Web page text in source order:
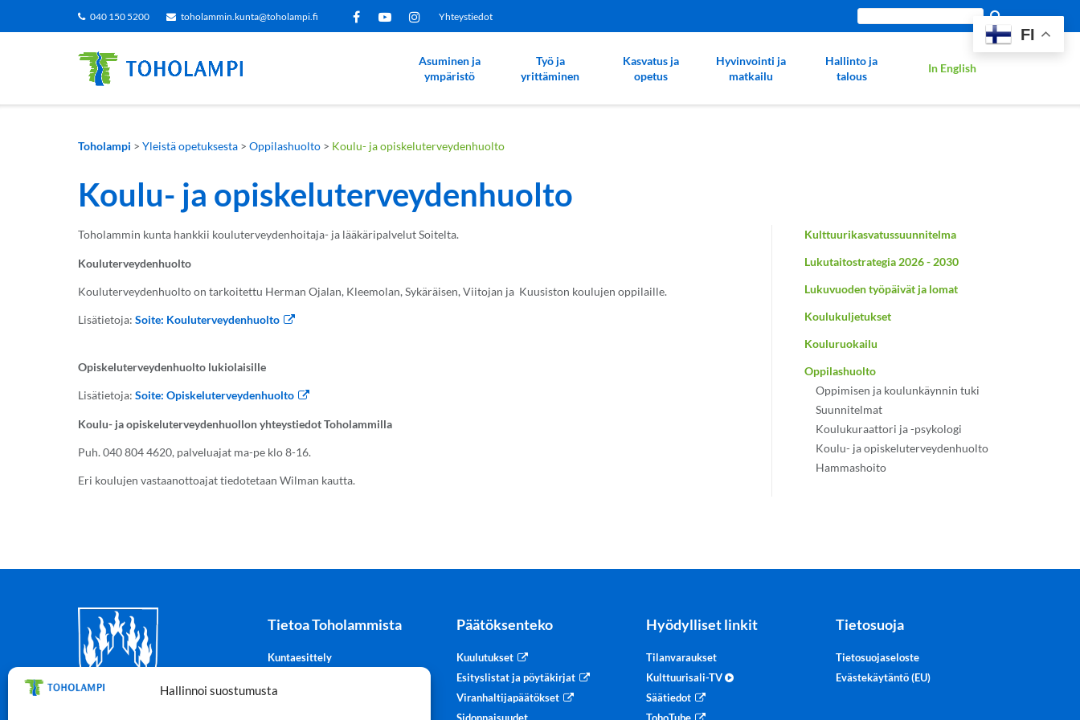
Hallinnoi suostumusta
040 150 5200 toholammin.kunta@toholampi.fi Yhteystiedot
sivustolta:
Asuminen ja
ympäristö
Työ ja
yrittäminen
Kasvatus ja
opetus
Hyvinvointi ja
matkailu
Hallinto ja
talous
In English
Toholampi > Yleistä opetuksesta> Oppilashuolto> Koulu- ja opiskeluterveydenhuolto
Koulu- ja opiskeluterveydenhuolto
Kulttuurikasvatussuunnitelma
Lukutaitostrategia 2026 - 2030
Lukuvuoden työpäivät ja lomat
Koulukuljetukset
Kouluruokailu
Oppilashuolto
Oppimisen ja koulunkäynnin tuki
Suunnitelmat
Koulukuraattori ja -psykologi
Koulu- ja opiskeluterveydenhuolto
Hammashoito
Toholammin kunta hankkii kouluterveydenhoitaja- ja lääkäripalvelut Soitelta.
Kouluterveydenhuolto
Kouluterveydenhuolto on tarkoitettu Herman Ojalan, Kleemolan, Sykäräisen, Viitojan ja Kuusiston koulujen oppilaille.
Lisätietoja: Soite: Kouluterveydenhuolto
Opiskeluterveydenhuolto lukiolaisille
Lisätietoja: Soite: Opiskeluterveydenhuolto
Koulu- ja opiskeluterveydenhuollon yhteystiedot Toholammilla
Puh. 040 804 4620, palveluajat ma-pe klo 8-16.
Eri koulujen vastaanottoajat tiedotetaan Wilman kautta.
Tietoa Toholammista
Kuntaesittely
Tilastot
Päätöksenteko
Kuulutukset
Esityslistat ja pöytäkirjat
Viranhaltijapäätökset
Hyödylliset linkit
Tilanvaraukset
Kulttuurisali-TV
Säätiedot
Tietosuoja
Tietosuojaseloste
Evästekäytäntö (EU)
FI